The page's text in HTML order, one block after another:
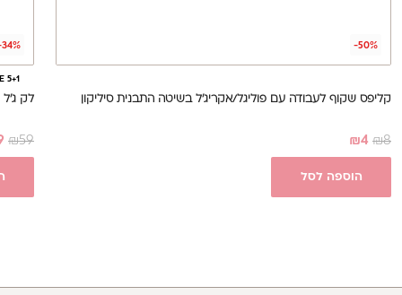
-50%
קליפס שקוף לעבודה עם פוליגל/אקריג'ל בשיטה התבנית סיליקון
₪8
₪4
הוספה לסל
5+1
לק ג’ל Flash מס' 06, 17 מ”ל – Glamour
₪59